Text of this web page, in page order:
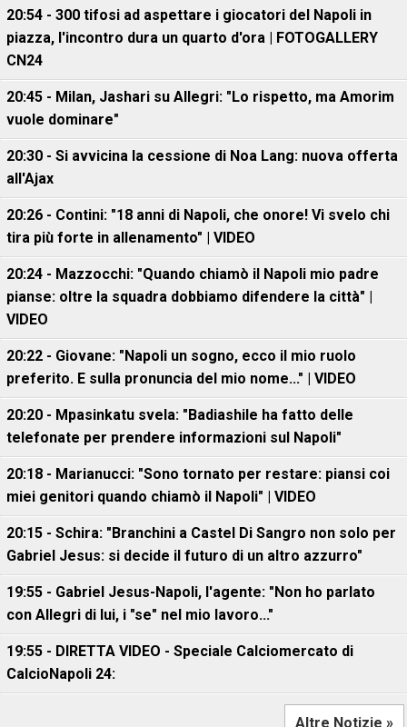
20:54 - 300 tifosi ad aspettare i giocatori del Napoli in
piazza, l'incontro dura un quarto d'ora | FOTOGALLERY
CN24
20:45 - Milan, Jashari su Allegri: "Lo rispetto, ma Amorim
vuole dominare"
20:30 - Si avvicina la cessione di Noa Lang: nuova offerta
all'Ajax
20:26 - Contini: "18 anni di Napoli, che onore! Vi svelo chi
tira più forte in allenamento" | VIDEO
20:24 - Mazzocchi: "Quando chiamò il Napoli mio padre
pianse: oltre la squadra dobbiamo difendere la città" |
VIDEO
20:22 - Giovane: "Napoli un sogno, ecco il mio ruolo
preferito. E sulla pronuncia del mio nome..." | VIDEO
20:20 - Mpasinkatu svela: "Badiashile ha fatto delle
telefonate per prendere informazioni sul Napoli"
20:18 - Marianucci: "Sono tornato per restare: piansi coi
miei genitori quando chiamò il Napoli" | VIDEO
20:15 - Schira: "Branchini a Castel Di Sangro non solo per
Gabriel Jesus: si decide il futuro di un altro azzurro"
19:55 - Gabriel Jesus-Napoli, l'agente: "Non ho parlato
con Allegri di lui, i "se" nel mio lavoro..."
19:55 - DIRETTA VIDEO - Speciale Calciomercato di
CalcioNapoli 24:
Altre Notizie »